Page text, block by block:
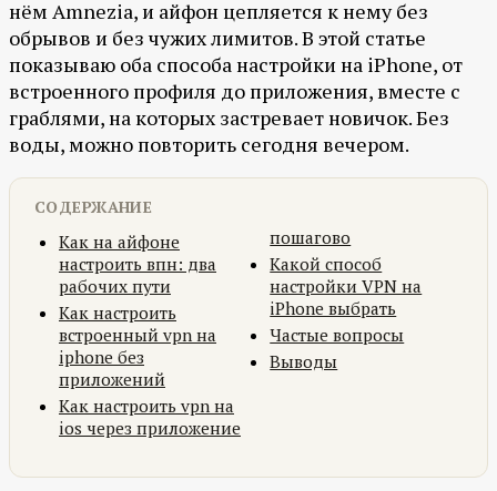
нём Amnezia, и айфон цепляется к нему без
обрывов и без чужих лимитов. В этой статье
показываю оба способа настройки на iPhone, от
встроенного профиля до приложения, вместе с
граблями, на которых застревает новичок. Без
воды, можно повторить сегодня вечером.
СОДЕРЖАНИЕ
Как на айфоне
настроить впн: два
рабочих пути
Как настроить
встроенный vpn на
iphone без
приложений
Как настроить vpn на
ios через приложение
пошагово
Какой способ
настройки VPN на
iPhone выбрать
Частые вопросы
Выводы